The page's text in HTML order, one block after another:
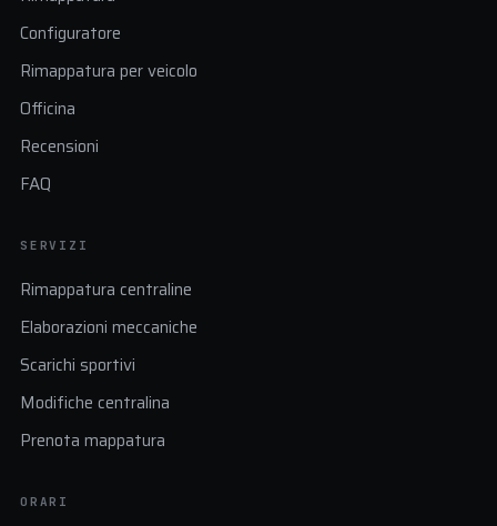
Configuratore
Rimappatura per veicolo
Officina
Recensioni
FAQ
SERVIZI
Rimappatura centraline
Elaborazioni meccaniche
Scarichi sportivi
Modifiche centralina
Prenota mappatura
ORARI